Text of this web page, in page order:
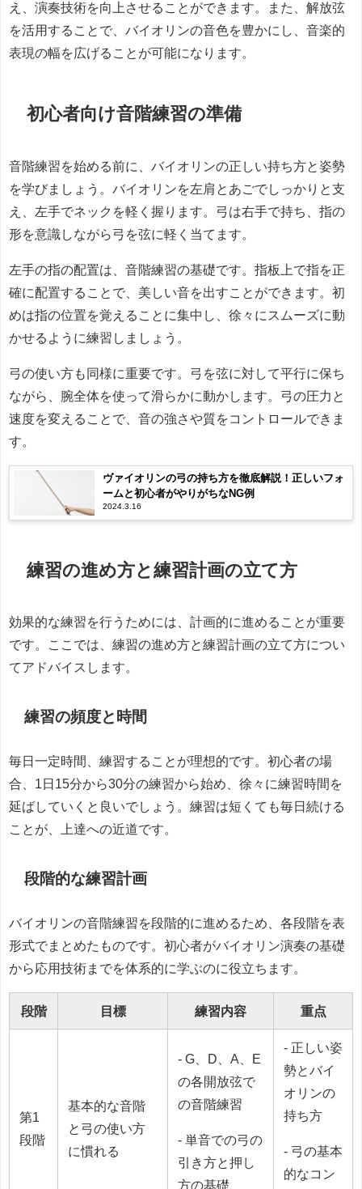
え、演奏技術を向上させることができます。また、解放弦
を活用することで、バイオリンの音色を豊かにし、音楽的
表現の幅を広げることが可能になります。
初心者向け音階練習の準備
音階練習を始める前に、バイオリンの正しい持ち方と姿勢
を学びましょう。バイオリンを左肩とあごでしっかりと支
え、左手でネックを軽く握ります。弓は右手で持ち、指の
形を意識しながら弓を弦に軽く当てます。
左手の指の配置は、音階練習の基礎です。指板上で指を正
確に配置することで、美しい音を出すことができます。初
めは指の位置を覚えることに集中し、徐々にスムーズに動
かせるように練習しましょう。
弓の使い方も同様に重要です。弓を弦に対して平行に保ち
ながら、腕全体を使って滑らかに動かします。弓の圧力と
速度を変えることで、音の強さや質をコントロールできま
す。
ヴァイオリンの弓の持ち方を徹底解説！正しいフォ
ームと初心者がやりがちなNG例
2024.3.16
練習の進め方と練習計画の立て方
効果的な練習を行うためには、計画的に進めることが重要
です。ここでは、練習の進め方と練習計画の立て方につい
てアドバイスします。
練習の頻度と時間
毎日一定時間、練習することが理想的です。初心者の場
合、1日15分から30分の練習から始め、徐々に練習時間を
延ばしていくと良いでしょう。練習は短くても毎日続ける
ことが、上達への近道です。
段階的な練習計画
バイオリンの音階練習を段階的に進めるため、各段階を表
形式でまとめたものです。初心者がバイオリン演奏の基礎
から応用技術までを体系的に学ぶのに役立ちます。
段階 目標 練習内容 重点
第1
段階
基本的な音階
と弓の使い方
に慣れる
- G、D、A、E
の各開放弦で
の音階練習
- 単音での弓の
引き方と押し
方の基礎
- 正しい姿
勢とバイ
オリンの
持ち方
- 弓の基本
的なコン